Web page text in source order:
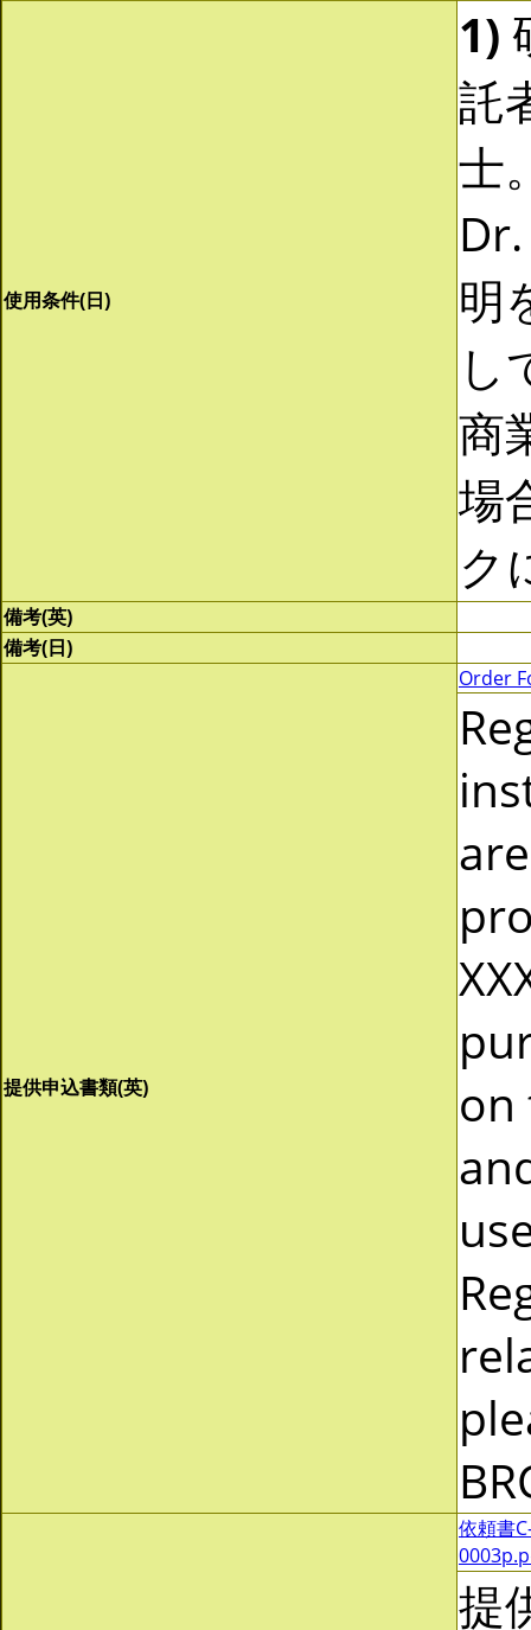
使用条件(日)
1)
託
士
明
し
商
場
ク
備考(英)
備考(日)
提供申込書類(英)
Order
on
依頼書
提